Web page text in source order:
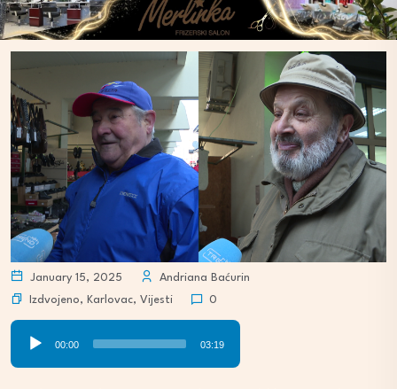
January 15, 2025
Andriana Baćurin
Izdvojeno, Karlovac, Vijesti 0
00:00 03:19